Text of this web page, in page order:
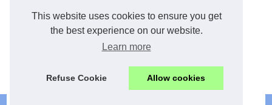
This website uses cookies to ensure you get
the best experience on our website.
Learn more
Refuse Cookie Allow cookies
Quel est le niveau supérieur...